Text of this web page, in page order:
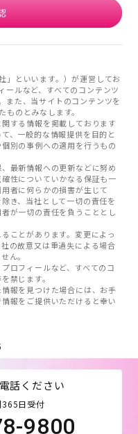
」といいます。）が運営してお
ールなど、すべてのコンテンツ
また、当サイトのコンテンツを
のとみなします。
する情報を掲載しております
、一般的な情報提供を目的と
別の事例への適用を行うもの
最新情報への更新などに努め
性についていかなる保証も一
者に何らかの損害が生じて
き、当社として一切の責任を
が一切の責任を負うこととし
ことがあります。変更によっ
の故意又は重過失による場合
ん。
ロフィールなど、すべてのコ
禁じます。
報を見つけた場合には、お手
報をご提供いただけると幸い
話ください
365日受付
9800